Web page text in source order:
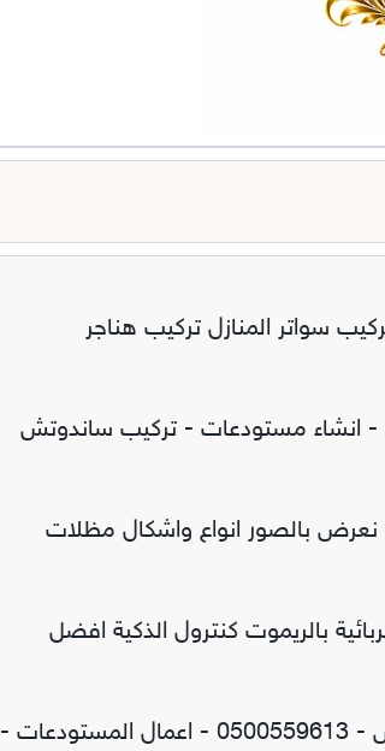
سواتر المنازل تركيب هناجر
- انشاء مستودعات - تركيب ساندوتش
بالصور انواع واشكال مظلات
بالريموت كنترول الذكية افضل
معرض مظلات وسواتر الاختيار الاول تركيب مظلات مواقف سيارات بالرياض - 0500559613 - اعمال المستودعات -